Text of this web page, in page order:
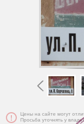
Цены на сайте могут
Просьба уточнять у